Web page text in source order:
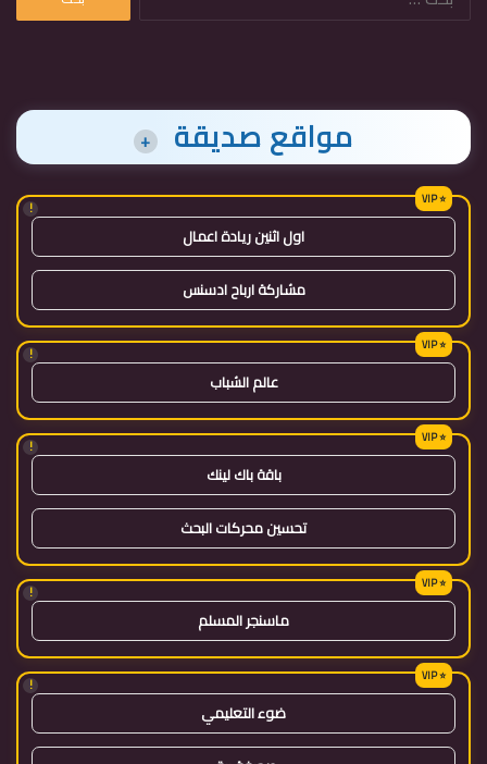
مواقع صديقة +
!
اول اثنين ريادة اعمال
مشاركة ارباح ادسنس
!
عالم الشباب
!
باقة باك لينك
تحسين محركات البحث
!
ماسنجر المسلم
!
ضوء التعليمي